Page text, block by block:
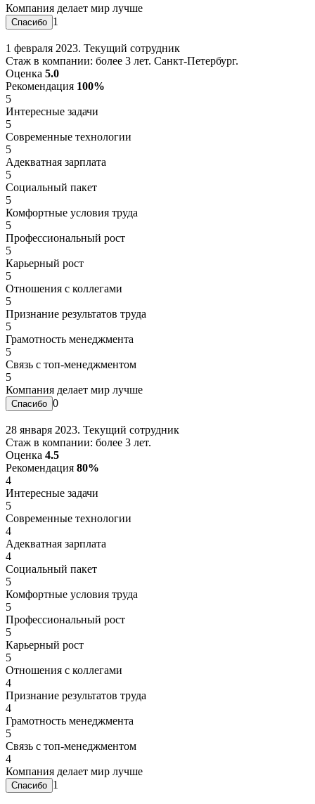
Компания делает мир лучше
1
1 февраля 2023. Текущий сотрудник
Стаж в компании: более 3 лет. Санкт-Петербург.
Оценка 5.0
Рекомендация 100%
5
Интересные задачи
5
Современные технологии
5
Адекватная зарплата
5
Социальный пакет
5
Комфортные условия труда
5
Профессиональный рост
5
Карьерный рост
5
Отношения с коллегами
5
Признание результатов труда
5
Грамотность менеджмента
5
Связь с топ-менеджментом
5
Компания делает мир лучше
0
28 января 2023. Текущий сотрудник
Стаж в компании: более 3 лет.
Оценка 4.5
Рекомендация 80%
4
Интересные задачи
5
Современные технологии
4
Адекватная зарплата
4
Социальный пакет
5
Комфортные условия труда
5
Профессиональный рост
5
Карьерный рост
5
Отношения с коллегами
4
Признание результатов труда
4
Грамотность менеджмента
5
Связь с топ-менеджментом
4
Компания делает мир лучше
1